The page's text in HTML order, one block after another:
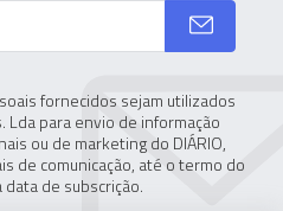
fornecidos sejam utilizados
Lda para envio de informação
ou de marketing do DIÁRIO,
de comunicação, até o termo do
de subscrição.